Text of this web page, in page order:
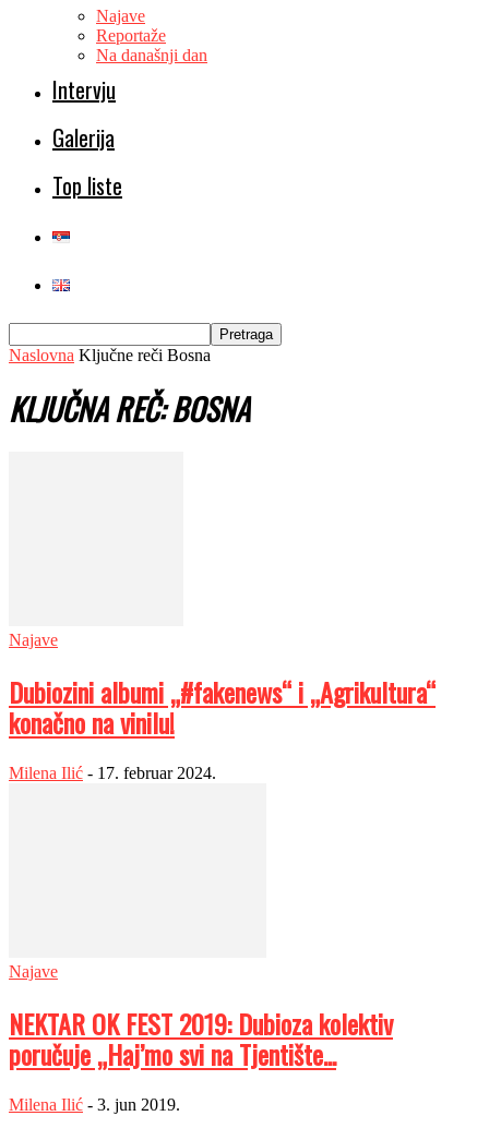
Najave
Reportaže
Na današnji dan
Intervju
Galerija
Top liste
Naslovna Ključne reči Bosna
KLJUČNA REČ: BOSNA
Najave
Dubiozini albumi „#fakenews“ i „Agrikultura“
konačno na vinilu!
Milena Ilić - 17. februar 2024.
Najave
NEKTAR OK FEST 2019: Dubioza kolektiv
poručuje „Haj’mo svi na Tjentište...
Milena Ilić - 3. jun 2019.